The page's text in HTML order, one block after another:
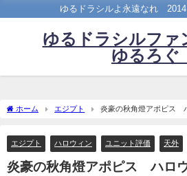
ゆるドラシルよ永遠なれ©2014
ゆるドラシルファ
ゆるろぐ
ホーム エジプト
炎豪の秋角燈アポピス
エジプト ハロウィン ユニット評価 天外
炎豪の秋角燈アポピス ハロ